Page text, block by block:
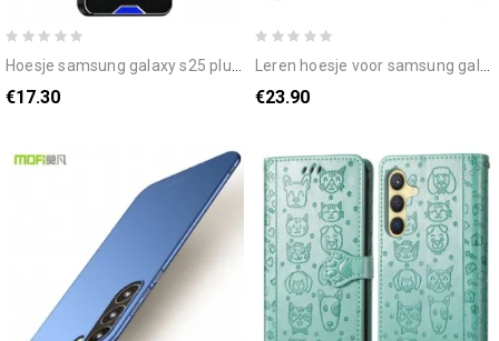
hoesje samsung galaxy s25 plus 5g metaaleffect
€17.30
leren hoesje voor samsung galaxy s25 plus 5g portemonnee met geometrische lijn
€23.90